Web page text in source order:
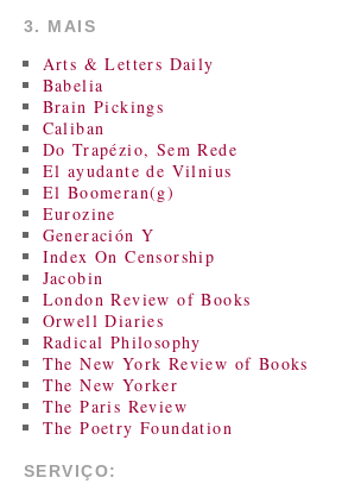
3. MAIS
Arts & Letters Daily
Babelia
Brain Pickings
Caliban
Do Trapézio, Sem Rede
El ayudante de Vilnius
El Boomeran(g)
Eurozine
Generación Y
Index On Censorship
Jacobin
London Review of Books
Orwell Diaries
Radical Philosophy
The New York Review of Books
The New Yorker
The Paris Review
The Poetry Foundation
SERVIÇO: